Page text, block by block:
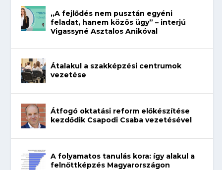
„A fejlődés nem pusztán egyéni
feladat, hanem közös ügy” – interjú
Vigassyné Asztalos Anikóval
Átalakul a szakképzési centrumok
vezetése
Átfogó oktatási reform előkészítése
kezdődik Csapodi Csaba vezetésével
A folyamatos tanulás kora: így alakul a
felnőttképzés Magyarországon